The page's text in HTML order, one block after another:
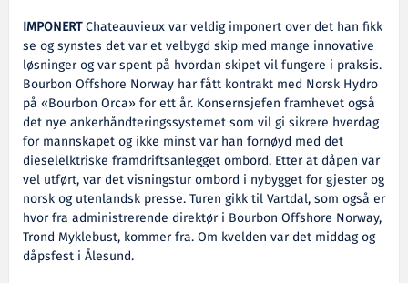
IMPONERTChateauvieux var veldig imponert over det han fikk
se og synstes det var et velbygd skip med mange innovative
løsninger og var spent på hvordan skipet vil fungere i praksis.
Bourbon Offshore Norway har fått kontrakt med Norsk Hydro
på «Bourbon Orca» for ett år. Konsernsjefen framhevet også
det nye ankerhåndteringssystemet som vil gi sikrere hverdag
for mannskapet og ikke minst var han fornøyd med det
dieselelktriske framdriftsanlegget ombord. Etter at dåpen var
vel utført, var det visningstur ombord i nybygget for gjester og
norsk og utenlandsk presse. Turen gikk til Vartdal, som også er
hvor fra administrerende direktør i Bourbon Offshore Norway,
Trond Myklebust, kommer fra. Om kvelden var det middag og
dåpsfest i Ålesund.